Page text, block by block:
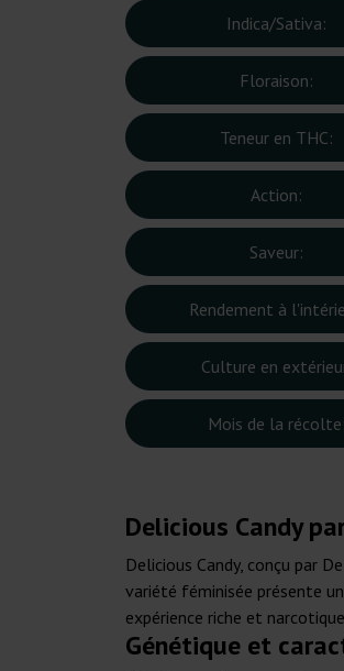
Indica/Sativa:
Floraison:
Teneur en THC:
Action:
Saveur:
Rendement à
Culture en
Mois de la récolte:
Delicious Candy
Delicious Candy, conçu par
variété féminisée présente
expérience riche et
Génétique et